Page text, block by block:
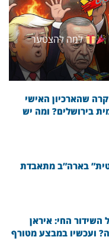
למה להצטער
קרה שהארכיון האישי
בירושלים? ומה יש
בארה”ב מתאבדת
החי: איראן
ועכשיו במבצע מטורף